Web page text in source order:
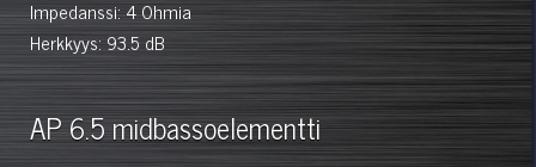
Impedanssi: 4 Ohmia
Herkkyys: 93.5 dB
AP 6.5 midbassoelementti